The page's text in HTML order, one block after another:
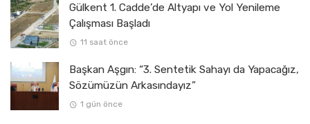
Gülkent 1. Cadde’de Altyapı ve Yol Yenileme
Çalışması Başladı
11 saat önce
Başkan Aşgın: “3. Sentetik Sahayı da Yapacağız,
Sözümüzün Arkasındayız”
1 gün önce